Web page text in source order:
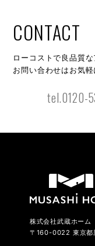
CONTACT
ローコストで良品質
お問い合わせはお気軽
tel.0120-
株式会社武蔵ホー
〒160-0022 東京都